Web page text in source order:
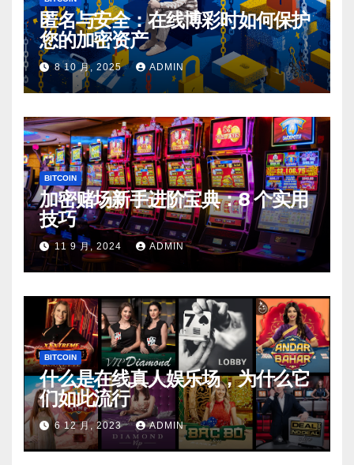
匿名与安全：在线博彩时如何保护
您的加密资产
8 10 月, 2025 ADMIN
BITCOIN
加密赌场新手进阶宝典：8 个实用
技巧
11 9 月, 2024 ADMIN
BITCOIN
什么是在线真人娱乐场，为什么它
们如此流行
6 12 月, 2023 ADMIN